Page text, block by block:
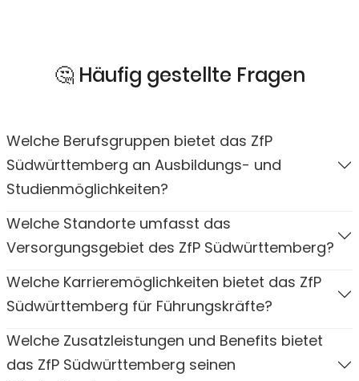
🤔 Häufig gestellte Fragen
Welche Berufsgruppen bietet das ZfP
Südwürttemberg an Ausbildungs- und
Studienmöglichkeiten?
Welche Standorte umfasst das
Versorgungsgebiet des ZfP Südwürttemberg?
Welche Karrieremöglichkeiten bietet das ZfP
Südwürttemberg für Führungskräfte?
Welche Zusatzleistungen und Benefits bietet
das ZfP Südwürttemberg seinen